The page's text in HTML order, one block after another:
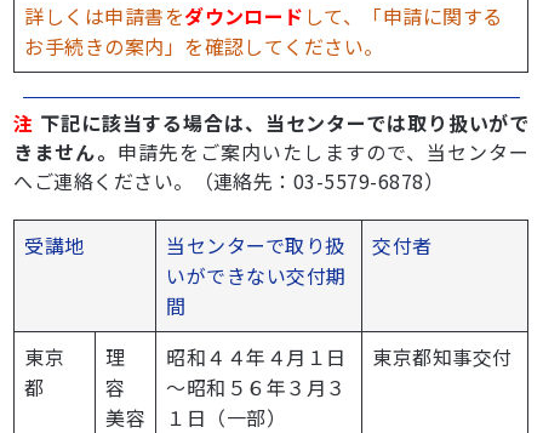
詳しくは申請書をダウンロード して、「申請に関する
お手続きの案内」を確認してください。
注 下記に該当する場合は、当センターでは取り扱いがで
きません。 申請先をご案内いたしますので、当センター
へご連絡ください。（連絡先：03-5579-6878）
受講地
当センターで取り扱
いができない交付期
間
交付者
東京
都
理
容
美容
昭和４４年４月１日
～昭和５６年３月３
１日（一部）
東京都知事交付